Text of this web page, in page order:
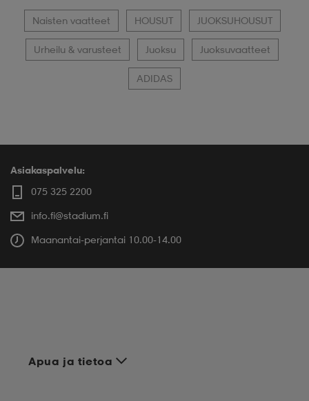
Naisten vaatteet HOUSUT JUOKSUHOUSUT
Urheilu & varusteet Juoksu Juoksuvaatteet
ADIDAS
Asiakaspalvelu:
075 325 2200
info.fi@stadium.fi
Maanantai-perjantai 10.00-14.00
Apua ja tietoa